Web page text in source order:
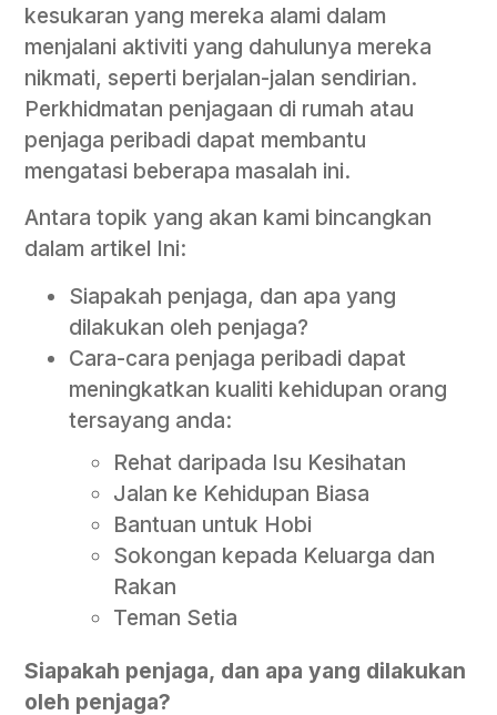
kesukaran yang mereka alami dalam
menjalani aktiviti yang dahulunya mereka
nikmati, seperti berjalan-jalan sendirian.
Perkhidmatan penjagaan di rumah atau
penjaga peribadi dapat membantu
mengatasi beberapa masalah ini.
Antara topik yang akan kami bincangkan
dalam artikel Ini:
Siapakah penjaga, dan apa yang
dilakukan oleh penjaga?
Cara-cara penjaga peribadi dapat
meningkatkan kualiti kehidupan orang
tersayang anda:
Rehat daripada Isu Kesihatan
Jalan ke Kehidupan Biasa
Bantuan untuk Hobi
Sokongan kepada Keluarga dan
Rakan
Teman Setia
Siapakah penjaga, dan apa yang dilakukan
oleh penjaga?